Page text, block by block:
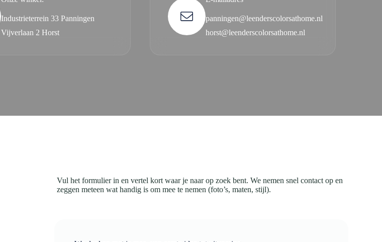
Industrieterrein 33 Panningen
Vijverlaan 2 Horst
panningen@leenderscolorsathome.nl
horst@leenderscolorsathome.nl
Vul het formulier in en vertel kort waar je naar op zoek bent. We nemen snel contact op en
zeggen meteen wat handig is om mee te nemen (foto’s, maten, stijl).